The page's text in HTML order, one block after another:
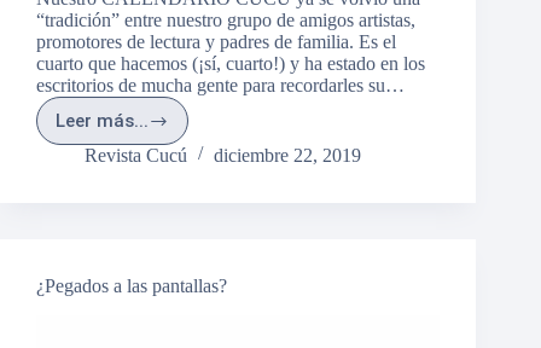
“tradición” entre nuestro grupo de amigos artistas,
promotores de lectura y padres de familia. Es el
cuarto que hacemos (¡sí, cuarto!) y ha estado en los
escritorios de mucha gente para recordarles su…
Leer más...
“Detrás
de
Revista Cucú diciembre 22, 2019
¿Pegados a las pantallas?